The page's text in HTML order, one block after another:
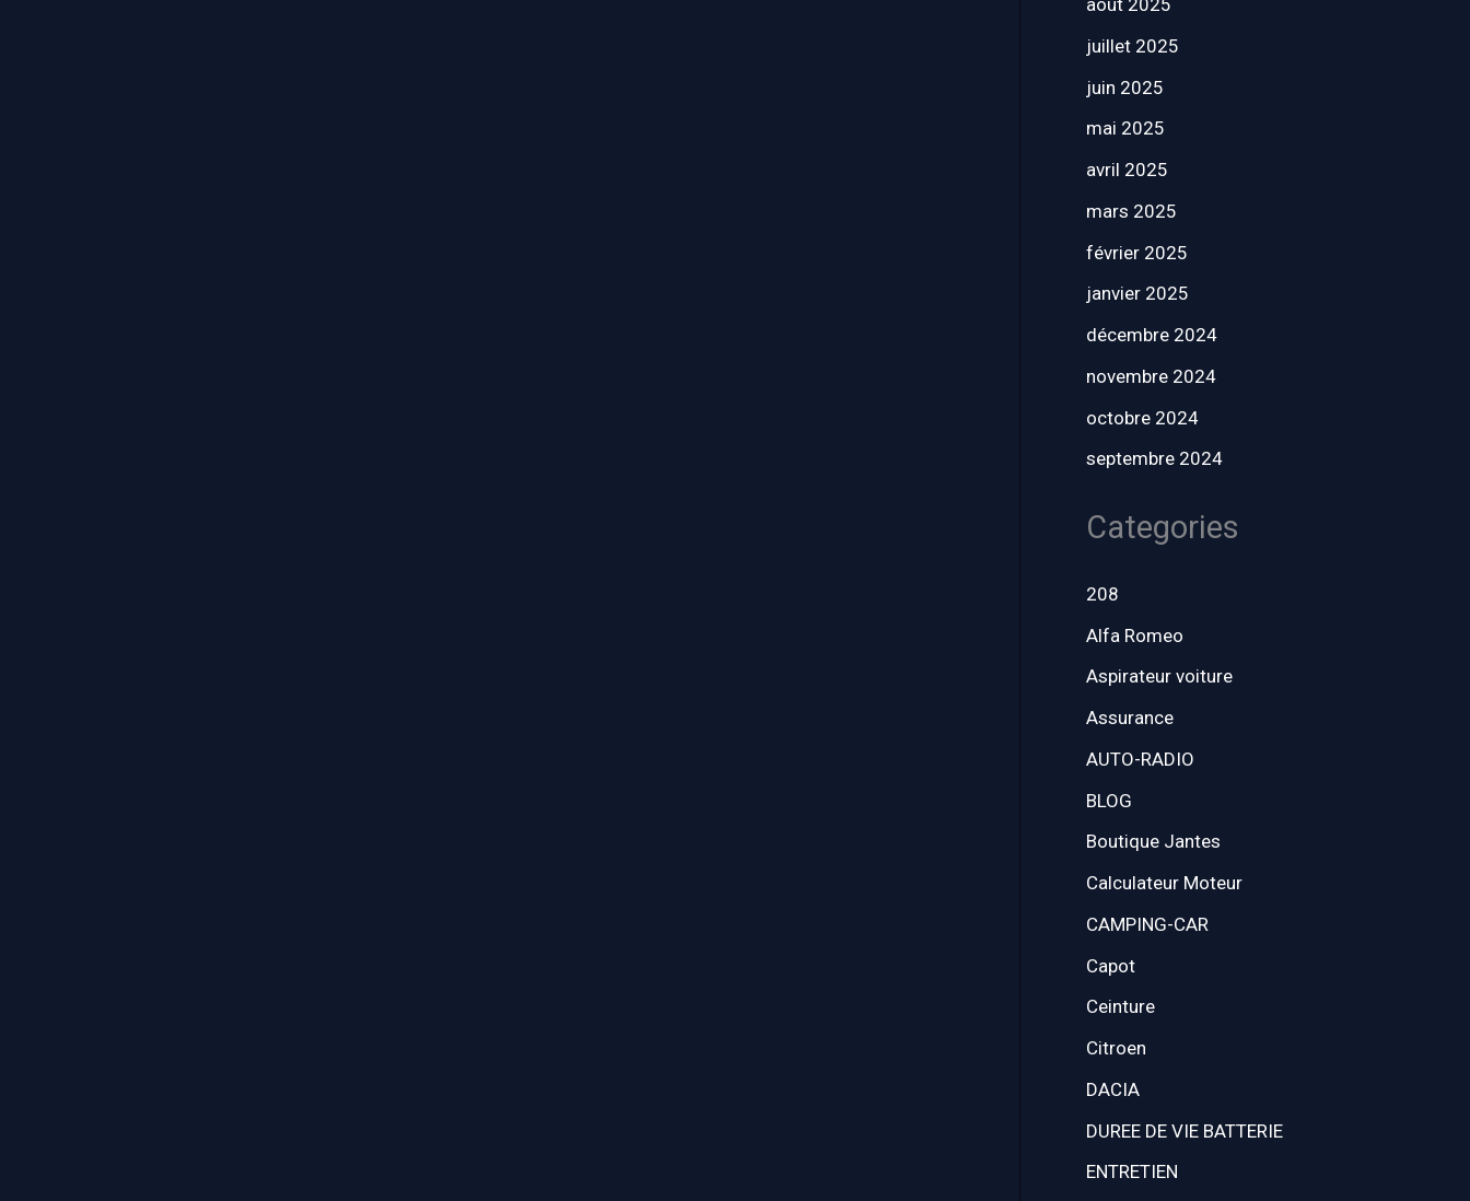
août 2025
juillet 2025
juin 2025
mai 2025
avril 2025
mars 2025
février 2025
janvier 2025
décembre 2024
novembre 2024
octobre 2024
septembre 2024
Categories
208
Alfa Romeo
Aspirateur voiture
Assurance
AUTO-RADIO
BLOG
Boutique Jantes
Calculateur Moteur
CAMPING-CAR
Capot
Ceinture
Citroen
DACIA
DUREE DE VIE BATTERIE
ENTRETIEN